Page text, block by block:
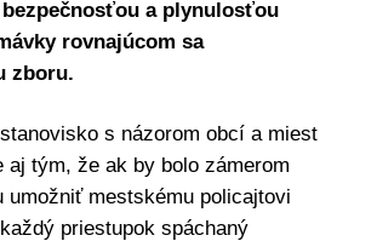
a plynulosťou
rovnajúcom sa
zboru.
s názorom obcí a miest
aj tým, že ak by bolo zámerom
umožniť mestskému policajtovi
priestupok spáchaný